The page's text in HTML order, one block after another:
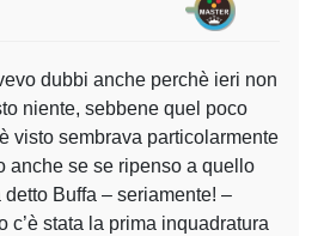
dubbi anche perchè ieri non
niente, sebbene quel poco
visto sembrava particolarmente
anche se se ripenso a quello
detto Buffa – seriamente! –
c’è stata la prima inquadratura